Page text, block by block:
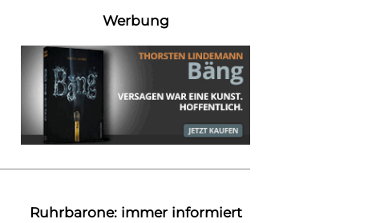
Werbung
Ruhrbarone: immer informiert